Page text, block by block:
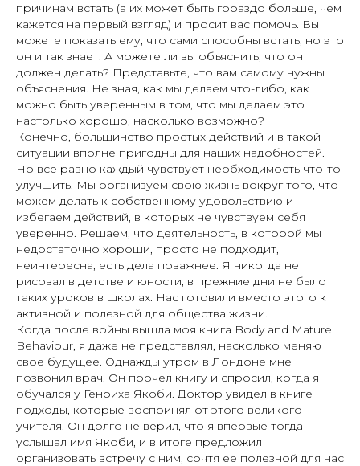
причинам встать (а их может быть гораздо больше, чем
кажется на первый взгляд) и просит вас помочь. Вы
можете показать ему, что сами способны встать, но это
он и так знает. А можете ли вы объяснить, что он
должен делать? Представьте, что вам самому нужны
объяснения. Не зная, как мы делаем что-либо, как
можно быть уверенным в том, что мы делаем это
настолько хорошо, насколько возможно?
Конечно, большинство простых действий и в такой
ситуации вполне пригодны для наших надобностей.
Но все равно каждый чувствует необходимость что-то
улучшить. Мы организуем свою жизнь вокруг того, что
можем делать к собственному удовольствию и
избегаем действий, в которых не чувствуем себя
уверенно. Решаем, что деятельность, в которой мы
недостаточно хороши, просто не подходит,
неинтересна, есть дела поважнее. Я никогда не
рисовал в детстве и юности, в прежние дни не было
таких уроков в школах. Нас готовили вместо этого к
активной и полезной для общества жизни.
Когда после войны вышла моя книга Body and Mature
Behaviour, я даже не представлял, насколько меняю
свое будущее. Однажды утром в Лондоне мне
позвонил врач. Он прочел книгу и спросил, когда я
обучался у Генриха Якоби. Доктор увидел в книге
подходы, которые воспринял от этого великого
учителя. Он долго не верил, что я впервые тогда
услышал имя Якоби, и в итоге предложил
организовать встречу с ним, сочтя ее полезной для нас